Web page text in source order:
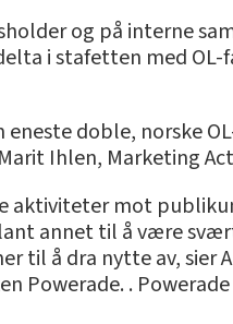
og på interne
i stafetten med
doble, norske
Ihlen, Marketing
mot
annet til å være
til å dra nytte av,
Powerade. .